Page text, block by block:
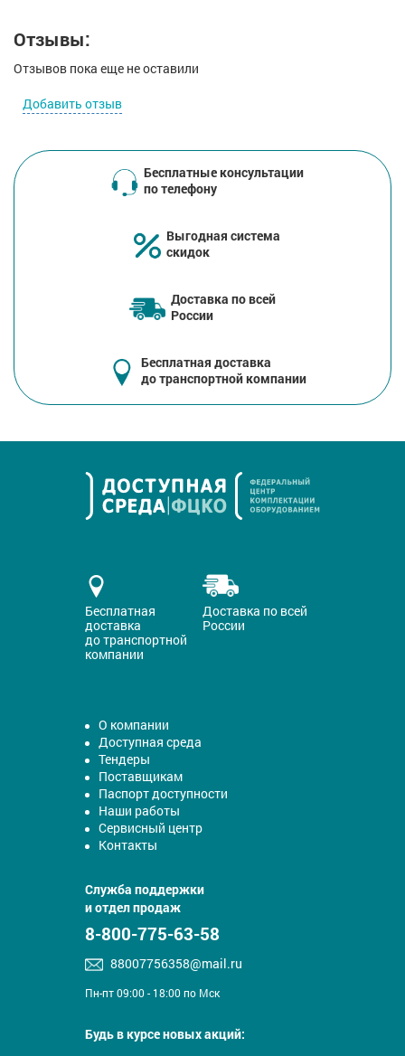
Отзывы:
Отзывов пока еще не оставили
Добавить отзыв
Бесплатные консультации
по телефону
Выгодная система
скидок
Доставка по всей
России
Бесплатная доставка
до транспортной компании
Бесплатная
доставка
до транспортной
компании
Доставка по всей
России
О компании
Доступная среда
Тендеры
Поставщикам
Паспорт доступности
Наши работы
Сервисный центр
Контакты
Служба поддержки
и отдел продаж
8-800-775-63-58
88007756358@mail.ru
Пн-пт 09:00 - 18:00 по Мск
Будь в курсе новых акций: